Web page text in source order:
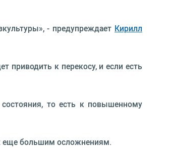
- предупреждает Кирилл
приводить к перекосу, и если есть
то есть к повышенному
еще большим осложнениям.